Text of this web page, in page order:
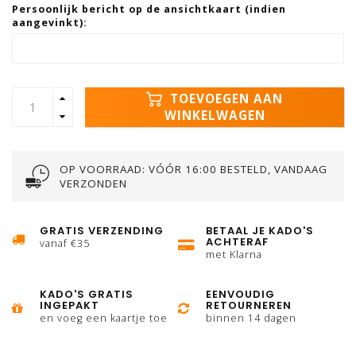
Persoonlijk bericht op de ansichtkaart (indien
aangevinkt):
TOEVOEGEN AAN
WINKELWAGEN
OP VOORRAAD: VÓÓR 16:00 BESTELD, VANDAAG
VERZONDEN
GRATIS VERZENDING
vanaf €35
BETAAL JE KADO'S
ACHTERAF
met Klarna
KADO'S GRATIS
INGEPAKT
en voeg een kaartje toe
EENVOUDIG
RETOURNEREN
binnen 14 dagen